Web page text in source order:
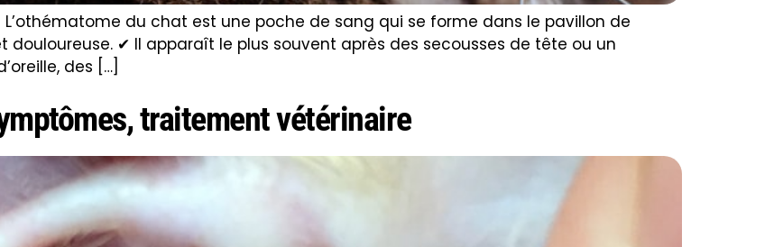
du chat est une poche de sang qui se forme dans le pavillon de
douloureuse. ✔ Il apparaît le plus souvent après des secousses de tête ou un
des […]
traitement vétérinaire